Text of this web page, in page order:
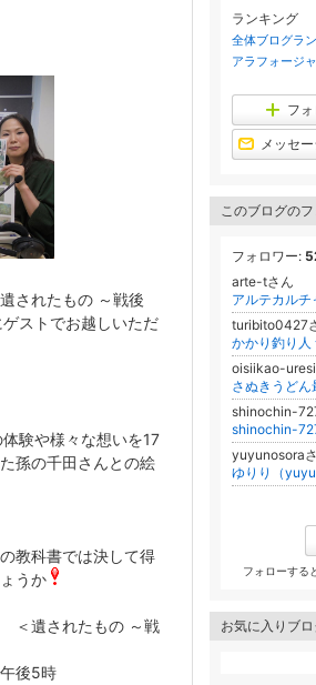
されたもの ～戦後
ストでお越しいただ
験や様々な想いを17
孫の千田さんとの絵
教科書では決して得
うか
＜遺されたもの ～戦
後5時
ランキング
全体ブログラ
アラフォージ
フ
メッセ
このブログの
フォロワー:
arte-tさん
turibito0427
かかり釣り人
oisiikao-
さぬきうど
shinochin-
shinochin-
yuyunosora
ゆりり（
フォローする
お気に入りブ